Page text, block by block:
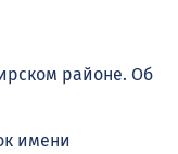
районе. Об
имени